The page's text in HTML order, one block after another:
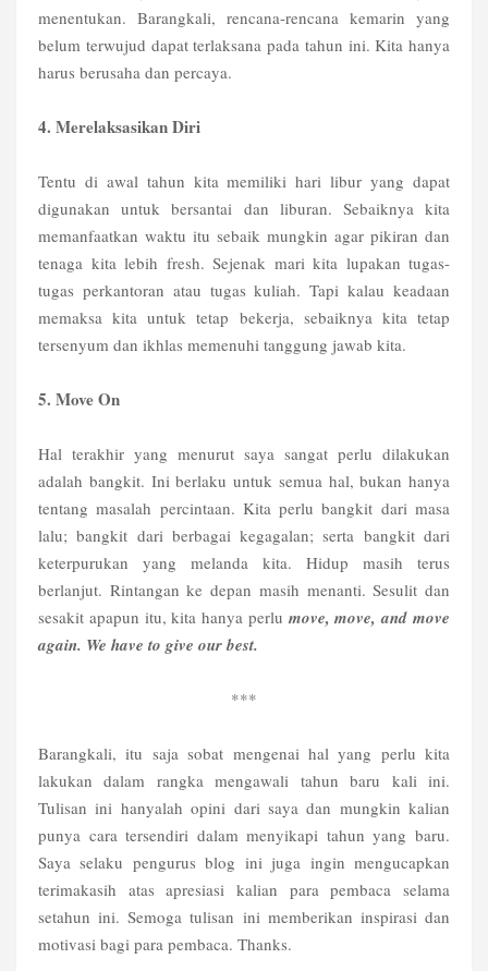
menentukan. Barangkali, rencana-rencana kemarin yang
belum terwujud dapat terlaksana pada tahun ini. Kita hanya
harus berusaha dan percaya.
4. Merelaksasikan Diri
Tentu di awal tahun kita memiliki hari libur yang dapat
digunakan untuk bersantai dan liburan. Sebaiknya kita
memanfaatkan waktu itu sebaik mungkin agar pikiran dan
tenaga kita lebih fresh. Sejenak mari kita lupakan tugas-
tugas perkantoran atau tugas kuliah. Tapi kalau keadaan
memaksa kita untuk tetap bekerja, sebaiknya kita tetap
tersenyum dan ikhlas memenuhi tanggung jawab kita.
5. Move On
Hal terakhir yang menurut saya sangat perlu dilakukan
adalah bangkit. Ini berlaku untuk semua hal, bukan hanya
tentang masalah percintaan. Kita perlu bangkit dari masa
lalu; bangkit dari berbagai kegagalan; serta bangkit dari
keterpurukan yang melanda kita. Hidup masih terus
berlanjut. Rintangan ke depan masih menanti. Sesulit dan
sesakit apapun itu, kita hanya perlu move, move, and move
again. We have to give our best.
***
Barangkali, itu saja sobat mengenai hal yang perlu kita
lakukan dalam rangka mengawali tahun baru kali ini.
Tulisan ini hanyalah opini dari saya dan mungkin kalian
punya cara tersendiri dalam menyikapi tahun yang baru.
Saya selaku pengurus blog ini juga ingin mengucapkan
terimakasih atas apresiasi kalian para pembaca selama
setahun ini. Semoga tulisan ini memberikan inspirasi dan
motivasi bagi para pembaca. Thanks.